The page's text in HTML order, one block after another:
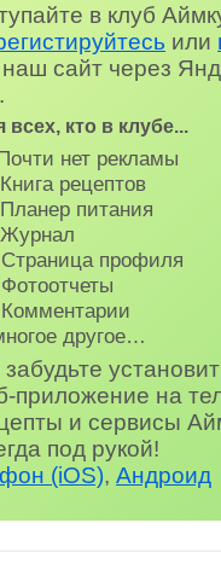
в клуб
или
сайт через
всех, кто в клубе...
нет рекламы
рецептов
питания
профиля
другое…
приложение на
и сервисы
под рукой!
(iOS),Андроид